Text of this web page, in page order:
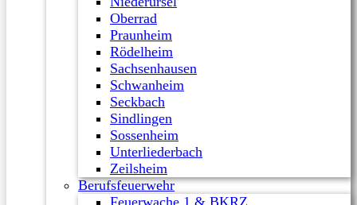
Oberrad
Praunheim
Rödelheim
Sachsenhausen
Schwanheim
Seckbach
Sindlingen
Sossenheim
Unterliederbach
Zeilsheim
Berufsfeuerwehr